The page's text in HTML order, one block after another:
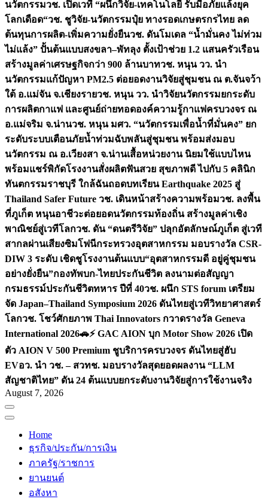
นวัตกรรมวช. เปิดเวที “ผนึกวิจัย-เทคโนโลยี รับมือภัยแล้งยุค
โลกเดือด“วช. ชูวิจัย-นวัตกรรมปุ๋ย ทางรอดเกษตรกรไทย ลด
ต้นทุนการผลิต-เพิ่มความยั่งยืนวช. ดันโมเดล “น้ำมั่นคง ไม่ท่วม
ไม่แล้ง” ปั้นต้นแบบสงขลา–พัทลุง ตั้งเป้าช่วย 1.2 แสนครัวเรือน
สร้างมูลค่าเศรษฐกิจกว่า 900 ล้านบาทวช. หนุน วว. นำ
นวัตกรรมแก้ปัญหา PM2.5 ต่อยอดงานวิจัยสู่ชุมชน ณ ต.จันจว้า
ใต้ อ.แม่จัน จ.เชียงรายวช. หนุน วว. นำวิจัยนวัตกรรมยกระดับ
การผลิตกาแฟ และศูนย์ถ่ายทอดองค์ความรู้กาแฟครบวงจร ณ
อ.แม่จริม จ.น่านวช. หนุน มศว. “นวัตกรรมเพื่อน้ำที่มั่นคง” ยก
ระดับระบบเตือนภัยน้ำท่วมฉับพลันสู่ชุมชน พร้อมส่งมอบ
นวัตกรรม ณ อ.เวียงสา จ.น่านเสื้อหน่วยงาน นิยมใช้แบบไหน
พร้อมแชร์พิกัดโรงงานสั่งผลิตฟันสวย สุขภาพดี ไปกับ 5 คลินิก
ทันตกรรมราชบุรี ใกล้ฉันถอดบทเรียน Earthquake 2025 สู่
Thailand Safer Future วช. เดินหน้าสร้างความพร้อมวช. ลงพื้น
ที่ภูเก็ต หนุนอาชีวะต่อยอดนวัตกรรมท้องถิ่น สร้างมูลค่าเชิง
พาณิชย์สู่เวทีโลกวช. ดัน “ดนตรีวิจัย” ปลุกอัตลักษณ์ภูเก็ต สู่เวที
สากลผ่านเสียงซิมโฟนีกระทรวงอุตสาหกรรม มอบรางวัล CSR-
DIW 3 ระดับ เชิดชูโรงงานต้นแบบ“อุตสาหกรรมดี อยู่คู่ชุมชน
อย่างยั่งยืน”กองทัพบก-ไทยประกันชีวิต ลงนามต่อสัญญา
กรมธรรม์ประกันชีวิตทหาร ปีที่ 40วช. ผนึก STS forum เตรียม
จัด Japan–Thailand Symposium 2026 ดันไทยสู่เวทีวิทยาศาสตร์
โลกวช. โชว์ศักยภาพ Thai Innovators กวาดรางวัล Geneva
International 2026🚗⚡️ GAC AION บุก Motor Show 2026 เปิด
ตัว AION V 500 Premium ชูบริการครบวงจร ดันไทยสู่ฮับ
EVอว. นำ วช. – สวทช. มอบรางวัลสุดยอดผลงาน “LLM
สัญชาติไทย” ดัน 24 ต้นแบบยกระดับงานวิจัยสู่การใช้งานจริง
August 7, 2026
Home
ธุรกิจ/ประกัน/การเงิน
ภาครัฐ/ราชการ
ยานยนต์
อสังหา